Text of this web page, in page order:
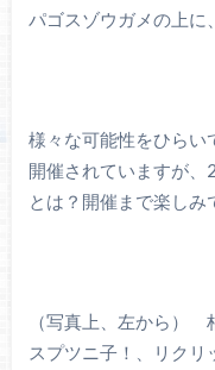
パゴスゾウガメの上に
様々な可能性をひらい
開催されていますが、
とは？開催まで楽しみ
（写真上、左から）
スプツニ子！、リクリ